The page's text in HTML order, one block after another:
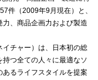
件（2009年9月現在）と、
、商品企画力および製造
チャー）は、日本初の総
つ全ての人々に最適なソ
るライフスタイルを提案